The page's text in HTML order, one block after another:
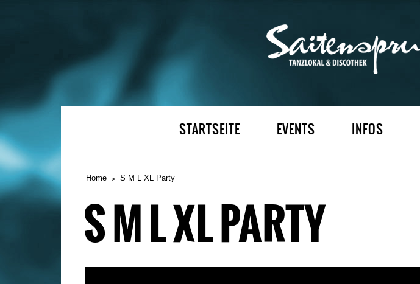
STARTSEITE EVENTS INFOS
Home S M L XL Party
S M L XL PARTY